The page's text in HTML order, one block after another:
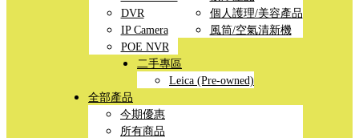
DVR
IP Camera
POE NVR
個人護理/美容產品
風筒/空氣清新機
二手專區
Leica (Pre-owned)
全部產品
今期優惠
所有商品